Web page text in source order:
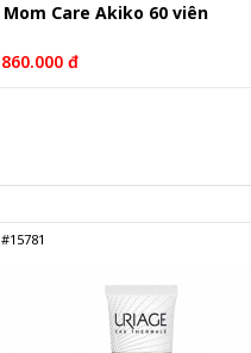
Mom Care Akiko 60 viên
860.000 đ
#15781